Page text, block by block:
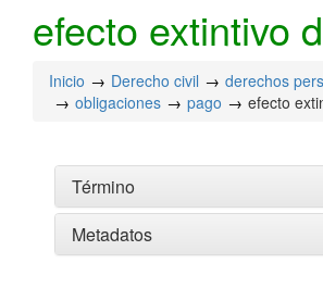
efecto extintivo
Inicio Derecho civil
derechos
obligaciones
pago efecto
Término
Metadatos